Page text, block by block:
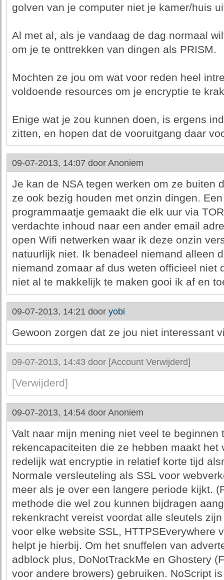
golven van je computer niet je kamer/huis
Al met al, als je vandaag de dag normaal
om je te onttrekken van dingen als PRISM.
Mochten ze jou om wat voor reden heel
voldoende resources om je encryptie te
Enige wat je zou kunnen doen, is ergens
zitten, en hopen dat de vooruitgang daar
09-07-2013, 14:07 door Anoniem
Je kan de NSA tegen werken om ze buiten
ze ook bezig houden met onzin dingen.
programmaatje gemaakt die elk uur via
verdachte inhoud naar een ander email
open Wifi netwerken waar ik deze onzin
natuurlijk niet. Ik benadeel niemand alleen
niemand zomaar af dus weten officieel niet
niet al te makkelijk te maken gooi ik af en
09-07-2013, 14:21 door yobi
Gewoon zorgen dat ze jou niet interessant
09-07-2013, 14:43 door [Account Verwijderd]
[Verwijderd]
09-07-2013, 14:54 door Anoniem
Valt naar mijn mening niet veel te beginnen
rekencapaciteiten die ze hebben maakt het
redelijk wat encryptie in relatief korte tijd
Normale versleuteling als SSL voor
meer als je over een langere periode kijkt.
methode die wel zou kunnen bijdragen
rekenkracht vereist voordat alle sleutels
voor elke website SSL, HTTPSEverywhere
helpt je hierbij. Om het snuffelen van
adblock plus, DoNotTrackMe en Ghostery
voor andere browers) gebruiken. NoScript